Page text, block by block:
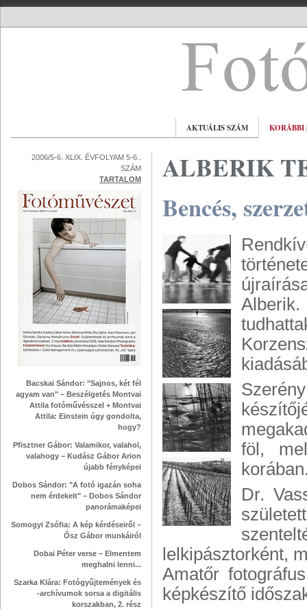
AKTUÁLIS SZÁM KORÁBBI
2006/5-6. XLIX. ÉVFOLYAM 5-6..
SZÁM
TARTALOM
Bacskai Sándor: "Sajnos, két fél
agyam van" – Beszélgetés Montvai
Attila fotóművésszel + Montvai
Attila: Einstein úgy gondolta,
hogy?
Pfisztner Gábor: Valamikor, valahol,
valahogy – Kudász Gábor Arion
újabb fényképei
Dobos Sándor: "A fotó igazán soha
nem érdekelt" – Dobos Sándor
panorámaképei
Somogyi Zsófia: A kép kérdéseiről –
Ősz Gábor munkáiról
Dobai Péter verse – Elmentem
meghalni lenni...
Szarka Klára: Fotógyűjtemények és
-archívumok sorsa a digitális
korszakban, 2. rész
ALBERIK
Bencés,
föl,
Dr.
lelkipásztorként,
Amatőr
képkészítő